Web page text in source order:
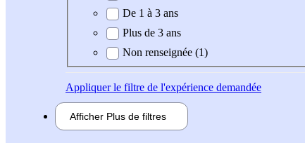
De 1 à 3 ans
Plus de 3 ans
Non renseignée (1)
Appliquerle filtre de l'expérience demandée
Afficher Plus de filtres